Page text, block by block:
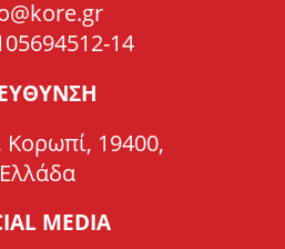
14
Κορωπί, 19400,
Ελλάδα
MEDIA